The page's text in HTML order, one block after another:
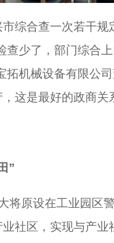
合查一次若干规
查少了，部门综合
拓机械设备有限公
这是最好的政商关
”
原设在工业园区警
社区，实现与产